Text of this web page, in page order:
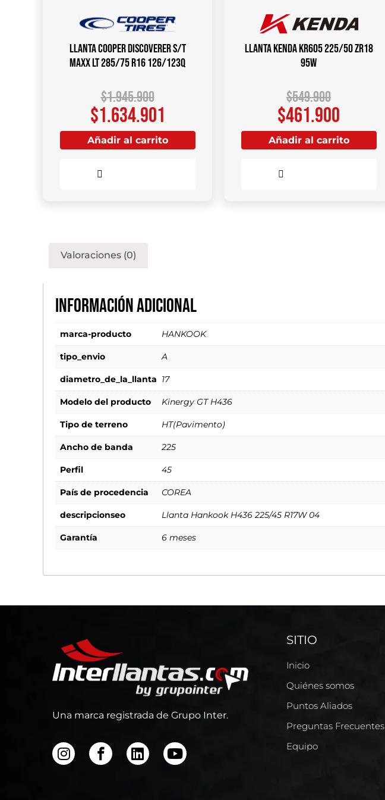
Llanta COOPER DISCOVERER S/T
MAXX LT 285/75 R16 126/123Q
$1.945.900
$1.634.901
Añadir al carrito
Llanta KENDA KR605 225/50 ZR18
95W
$549.900
$461.900
Añadir al carrito
Valoraciones (0)
Información adicional
marca-producto HANKOOK
tipo_envio A
diametro_de_la_llanta 17
Modelo del producto Kinergy GT H436
Tipo de terreno HT(Pavimento)
Ancho de banda 225
Perfil 45
País de procedencia COREA
descripcionseo Llanta Hankook H436 225/45 R17W 04
Garantía 6 meses
Una marca registrada de Grupo Inter.
SITIO
Inicio
Quiénes somos
Puntos Aliados
Preguntas Frecuentes
Equipo